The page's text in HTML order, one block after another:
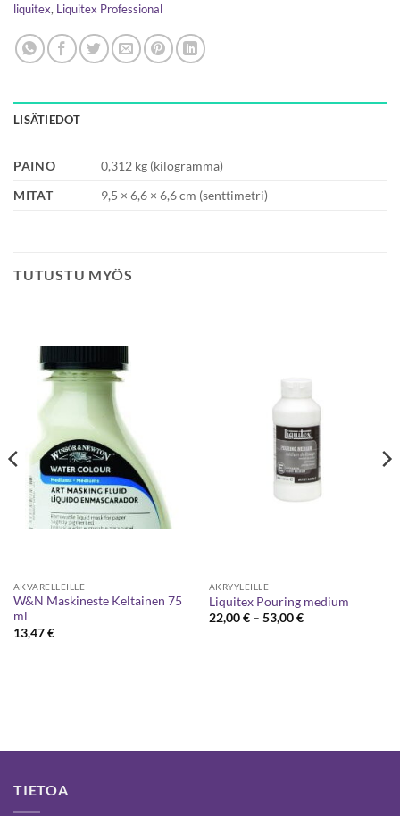
liquitex, Liquitex Professional
LISÄTIEDOT
PAINO
0,312 kg (kilogramma)
MITAT
9,5 × 6,6 × 6,6 cm (senttimetri)
TUTUSTU MYÖS
AKVARELLEILLE
W&N Maskineste Keltainen 75
ml
13,47€
AKRYYLEILLE
Liquitex Pouring medium
22,00€ – 53,00€Hintaluokka:
TIETOA